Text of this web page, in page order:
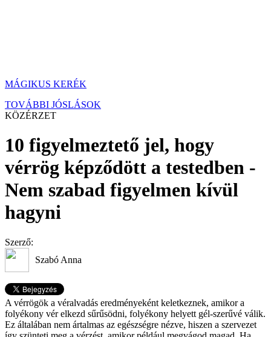
MÁGIKUS KERÉK
TOVÁBBI JÓSLÁSOK
KÖZÉRZET
10 figyelmeztető jel, hogy
vérrög képződött a testedben -
Nem szabad figyelmen kívül
hagyni
Szerző:
Szabó Anna
A vérrögök a véralvadás eredményeként keletkeznek, amikor a
folyékony vér elkezd sűrűsödni, folyékony helyett gél-szerűvé válik.
Ez általában nem ártalmas az egészségre nézve, hiszen a szervezet